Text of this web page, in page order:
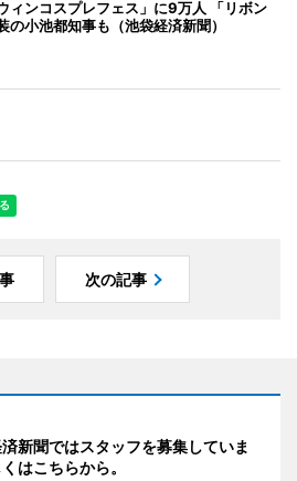
ィンコスプレフェス」に9万人 「リボン
の小池都知事も（池袋経済新聞）
次の記事
新聞ではスタッフを募集していま
はこちらから。